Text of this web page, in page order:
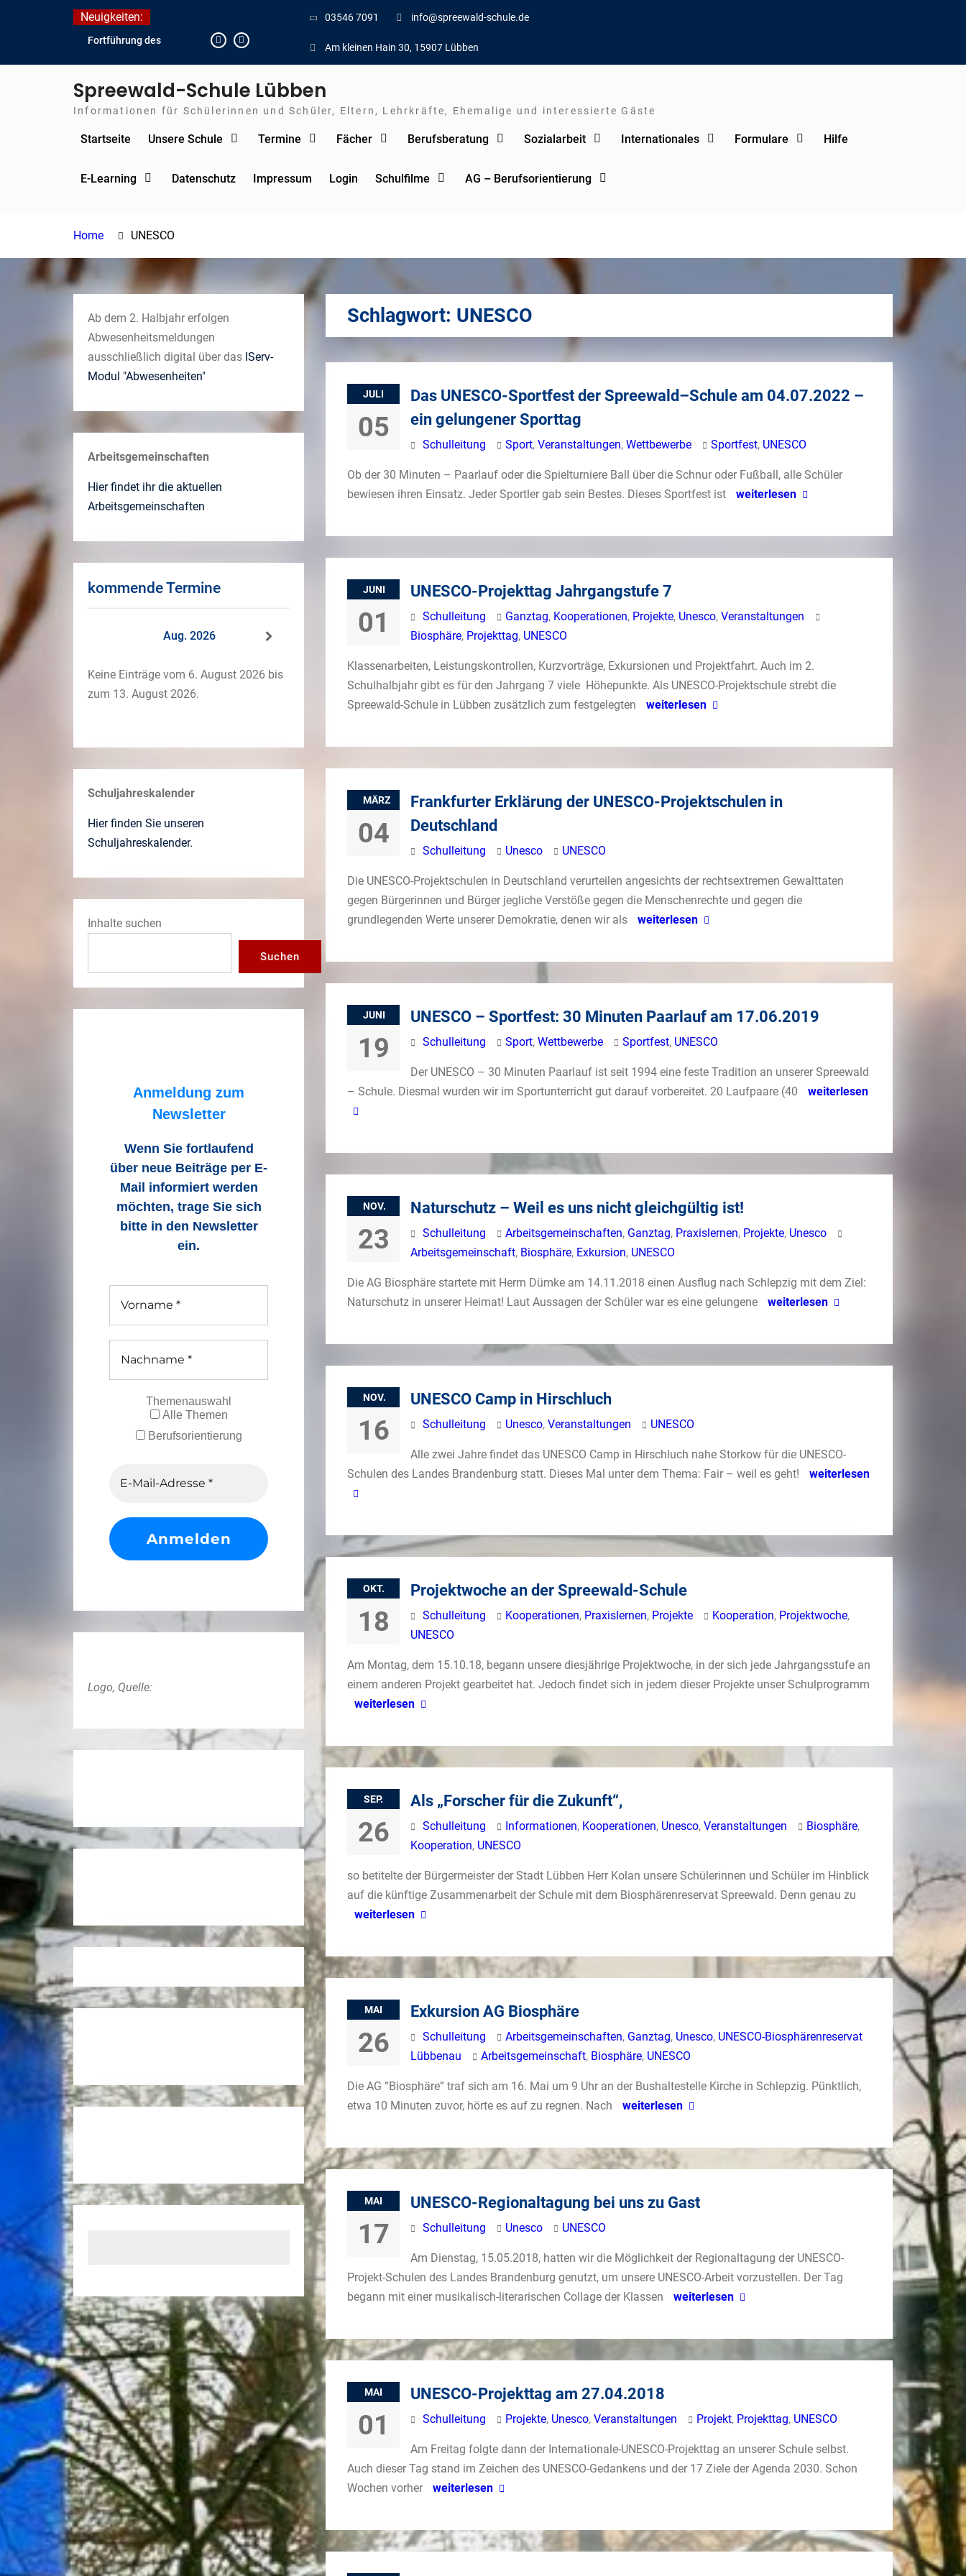
Neuigkeiten:
Fortführung des
Temperaturen (22.06. bis
voraussichtlich zum
Journalismus hautnah
Lübbener Insellauf 2026
03546 7091 info@spreewald-schule.de
Am kleinen Hain 30, 15907 Lübben
Spreewald-Schule Lübben
Informationen für Schülerinnen und Schüler, Eltern, Lehrkräfte, Ehemalige und interessierte Gäste
Startseite Unsere Schule Termine Fächer Berufsberatung Sozialarbeit Internationales Formulare Hilfe
E-Learning Datenschutz Impressum Login Schulfilme AG – Berufsorientierung
Home UNESCO
Schlagwort: UNESCO
JULI
05
Das UNESCO-Sportfest der Spreewald–Schule am 04.07.2022 –
ein gelungener Sporttag
Schulleitung Sport, Veranstaltungen, Wettbewerbe Sportfest, UNESCO
Ob der 30 Minuten – Paarlauf oder die Spielturniere Ball über die Schnur oder Fußball, alle Schüler
bewiesen ihren Einsatz. Jeder Sportler gab sein Bestes. Dieses Sportfest ist
weiterlesen
JUNI
01
UNESCO-Projekttag Jahrgangstufe 7
Schulleitung Ganztag, Kooperationen, Projekte, Unesco, Veranstaltungen
Biosphäre, Projekttag, UNESCO
Klassenarbeiten, Leistungskontrollen, Kurzvorträge, Exkursionen und Projektfahrt. Auch im 2.
Schulhalbjahr gibt es für den Jahrgang 7 viele Höhepunkte. Als UNESCO-Projektschule strebt die
Spreewald-Schule in Lübben zusätzlich zum festgelegten
weiterlesen
MÄRZ
04
Frankfurter Erklärung der UNESCO-Projektschulen in
Deutschland
Schulleitung Unesco UNESCO
Die UNESCO-Projektschulen in Deutschland verurteilen angesichts der rechtsextremen Gewalttaten
gegen Bürgerinnen und Bürger jegliche Verstöße gegen die Menschenrechte und gegen die
grundlegenden Werte unserer Demokratie, denen wir als
weiterlesen
JUNI
19
UNESCO – Sportfest: 30 Minuten Paarlauf am 17.06.2019
Schulleitung Sport, Wettbewerbe Sportfest, UNESCO
Der UNESCO – 30 Minuten Paarlauf ist seit 1994 eine feste Tradition an unserer Spreewald
– Schule. Diesmal wurden wir im Sportunterricht gut darauf vorbereitet. 20 Laufpaare (40
weiterlesen
NOV.
23
Naturschutz – Weil es uns nicht gleichgültig ist!
Schulleitung Arbeitsgemeinschaften, Ganztag, Praxislernen, Projekte, Unesco
Arbeitsgemeinschaft, Biosphäre, Exkursion, UNESCO
Die AG Biosphäre startete mit Herrn Dümke am 14.11.2018 einen Ausflug nach Schlepzig mit dem Ziel:
Naturschutz in unserer Heimat! Laut Aussagen der Schüler war es eine gelungene
weiterlesen
NOV.
16
UNESCO Camp in Hirschluch
Schulleitung Unesco, Veranstaltungen UNESCO
Alle zwei Jahre findet das UNESCO Camp in Hirschluch nahe Storkow für die UNESCO-
Schulen des Landes Brandenburg statt. Dieses Mal unter dem Thema: Fair – weil es geht!
weiterlesen
OKT.
18
Projektwoche an der Spreewald-Schule
Schulleitung Kooperationen, Praxislernen, Projekte Kooperation, Projektwoche,
UNESCO
Am Montag, dem 15.10.18, begann unsere diesjährige Projektwoche, in der sich jede Jahrgangsstufe an
einem anderen Projekt gearbeitet hat. Jedoch findet sich in jedem dieser Projekte unser Schulprogramm
weiterlesen
SEP.
26
Als „Forscher für die Zukunft“,
Schulleitung Informationen, Kooperationen, Unesco, Veranstaltungen Biosphäre,
Kooperation, UNESCO
so betitelte der Bürgermeister der Stadt Lübben Herr Kolan unsere Schülerinnen und Schüler im Hinblick
auf die künftige Zusammenarbeit der Schule mit dem Biosphärenreservat Spreewald. Denn genau zu
weiterlesen
MAI
26
Exkursion AG Biosphäre
Schulleitung Arbeitsgemeinschaften, Ganztag, Unesco, UNESCO-Biosphärenreservat
Lübbenau
Arbeitsgemeinschaft, Biosphäre, UNESCO
Die AG “Biosphäre” traf sich am 16. Mai um 9 Uhr an der Bushaltestelle Kirche in Schlepzig. Pünktlich,
etwa 10 Minuten zuvor, hörte es auf zu regnen. Nach
weiterlesen
MAI
17
UNESCO-Regionaltagung bei uns zu Gast
Schulleitung Unesco UNESCO
Am Dienstag, 15.05.2018, hatten wir die Möglichkeit der Regionaltagung der UNESCO-
Projekt-Schulen des Landes Brandenburg genutzt, um unsere UNESCO-Arbeit vorzustellen. Der Tag
begann mit einer musikalisch-literarischen Collage der Klassen
weiterlesen
MAI
01
UNESCO-Projekttag am 27.04.2018
Schulleitung Projekte, Unesco, Veranstaltungen Projekt, Projekttag, UNESCO
Am Freitag folgte dann der Internationale-UNESCO-Projekttag an unserer Schule selbst.
Auch dieser Tag stand im Zeichen des UNESCO-Gedankens und der 17 Ziele der Agenda 2030. Schon
Wochen vorher
weiterlesen
Ab dem 2. Halbjahr erfolgen
Abwesenheitsmeldungen
ausschließlich digital über das IServ-
Modul "Abwesenheiten"
Arbeitsgemeinschaften
Hier findet ihr die aktuellen
Arbeitsgemeinschaften
kommende Termine
Aug. 2026
Keine Einträge vom 6. August 2026 bis
zum 13. August 2026.
Schuljahreskalender
Hier finden Sie unseren
Schuljahreskalender.
Inhalte suchen
Suchen
Anmeldung zum
Newsletter
Wenn Sie fortlaufend
über neue Beiträge per E-
Mail informiert werden
möchten, trage Sie sich
bitte in den Newsletter
ein.
Themenauswahl
Alle Themen
Berufsorientierung
Logo, Quelle: